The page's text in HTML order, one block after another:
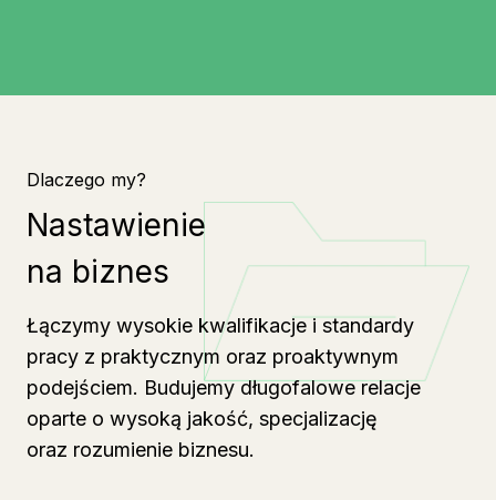
Dlaczego my?
Nastawienie
na biznes
Łączymy wysokie kwalifikacje i standardy
pracy z praktycznym oraz proaktywnym
podejściem. Budujemy długofalowe relacje
oparte o wysoką jakość, specjalizację
oraz rozumienie biznesu.